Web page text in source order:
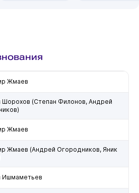
Жмаев
Шорохов (Степан Филонов, Андрей
Жмаев
Жмаев (Андрей Огородников, Яник
Ишмаметьев